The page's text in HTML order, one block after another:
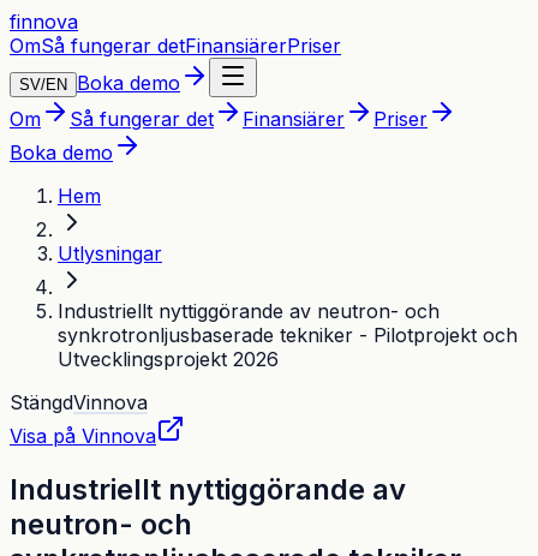
finnova
OmSå fungerar detFinansiärerPriser
SV/EN
Boka demo
Om
Så fungerar det Finansiärer
Priser
Boka demo
Hem
Utlysningar
Industriellt nyttiggörande av neutron- och
synkrotronljusbaserade tekniker - Pilotprojekt och
Utvecklingsprojekt 2026
StängdVinnova
Visa på Vinnova
Industriellt nyttiggörande av
neutron- och